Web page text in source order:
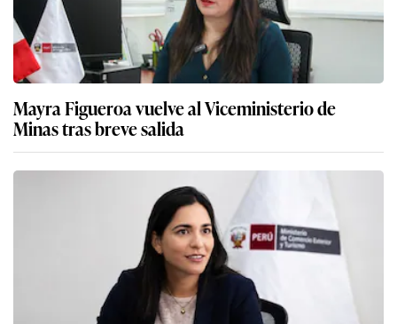
Mayra Figueroa vuelve al Viceministerio de
Minas tras breve salida